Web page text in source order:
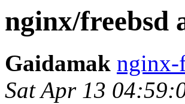
nginx/freebsd
Gaidamak nginx-
Sat Apr 13